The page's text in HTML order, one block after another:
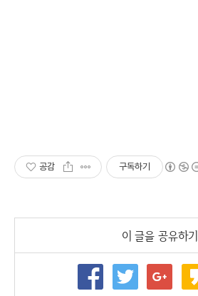
공감 구독하기
이 글을 공유하기